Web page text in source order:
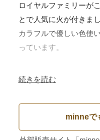
ロイヤルファミリーが
とで人気に火が付きまし
カラフルで優しい色使
っています。
コレクターならひとつ
サイズ
続きを読む